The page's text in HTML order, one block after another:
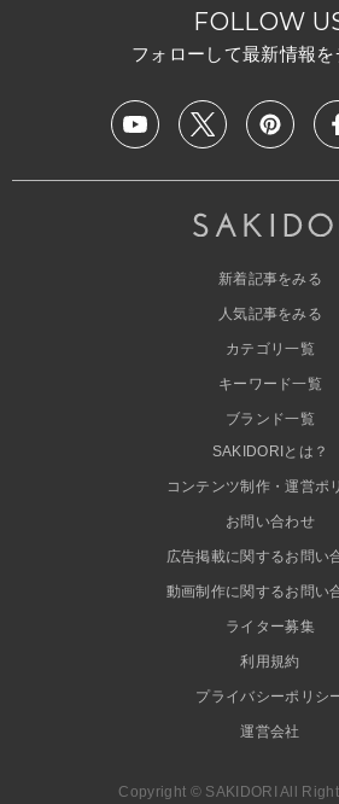
FOLLOW
フォローして最新情報を
新着記事をみる
人気記事をみる
カテゴリ一覧
キーワード一覧
ブランド一覧
SAKIDORIとは？
コンテンツ制作・運営ポ
お問い合わせ
広告掲載に関するお問い
動画制作に関するお問い
ライター募集
利用規約
プライバシーポリシ
運営会社
Copyright © SAKIDORI All